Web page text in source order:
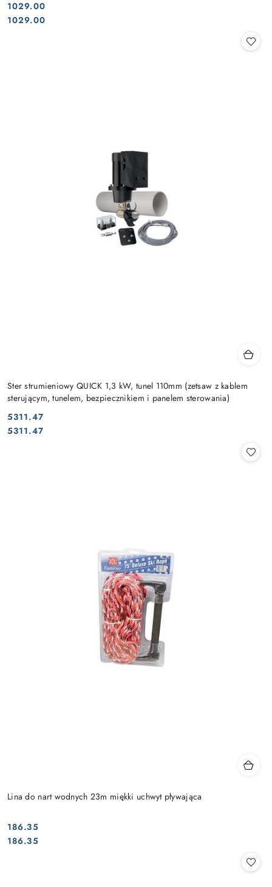
Cena:
1029.00
Cena:
1029.00
Ster strumieniowy QUICK 1,3 kW, tunel 110mm (zetsaw z kablem
sterującym, tunelem, bezpiecznikiem i panelem sterowania)
Cena:
5311.47
Cena:
5311.47
Lina do nart wodnych 23m miękki uchwyt pływająca
Cena:
186.35
Cena:
186.35